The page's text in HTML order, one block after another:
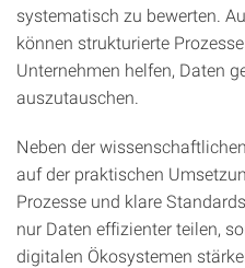
systematisch zu bewerten.
können strukturierte
Unternehmen helfen, Daten
auszutauschen.
Neben der
auf der praktischen
Prozesse und klare
nur Daten effizienter teilen,
digitalen Ökosystemen